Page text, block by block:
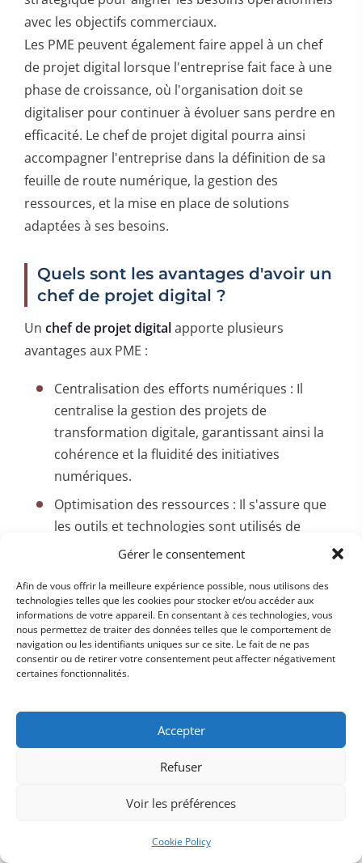
Gérer le consentement
Afin de vous offrir la meilleure expérience possible, nous utilisons des
technologies telles que les cookies pour stocker et/ou accéder aux
informations de votre appareil. En consentant à ces technologies, vous
nous permettez de traiter des données telles que le comportement de
navigation ou les identifiants uniques sur ce site. Le fait de ne pas
consentir ou de retirer votre consentement peut affecter négativement
certaines fonctionnalités.
Accepter
Refuser
Voir les préférences
Cookie Policy
avec les objectifs commerciaux.
Les PME peuvent également faire appel à un chef
de projet digital lorsque l'entreprise fait face à une
phase de croissance, où l'organisation doit se
digitaliser pour continuer à évoluer sans perdre en
efficacité. Le chef de projet digital pourra ainsi
accompagner l'entreprise dans la définition de sa
feuille de route numérique, la gestion des
ressources, et la mise en place de solutions
adaptées à ses besoins.
Quels sont les avantages d'avoir un
chef de projet digital ?
Un chef de projet digitalapporte plusieurs
avantages aux PME :
Centralisation des efforts numériques : Il
centralise la gestion des projets de
transformation digitale, garantissant ainsi la
cohérence et la fluidité des initiatives
numériques.
Optimisation des ressources : Il s'assure que
les outils et technologies sont utilisés de
manière optimale, ce qui permet de
coûts.
Suivi et évaluation des projets : Il prend en
charge le suivi des projets, garantissant que
les délais sont respectés et que les objectifs
Peut-on se passer d'un chef de
limitées, il est parfois possible de confier ces